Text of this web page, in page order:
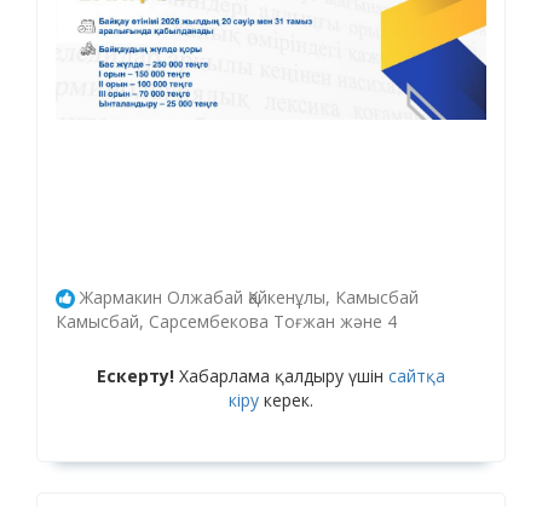
Жармакин Олжабай Қайкенұлы, Камысбай
Камысбай, Сарсембекова Тоғжан және 4
Ескерту! Хабарлама қалдыру үшін сайтқа
кіру керек.